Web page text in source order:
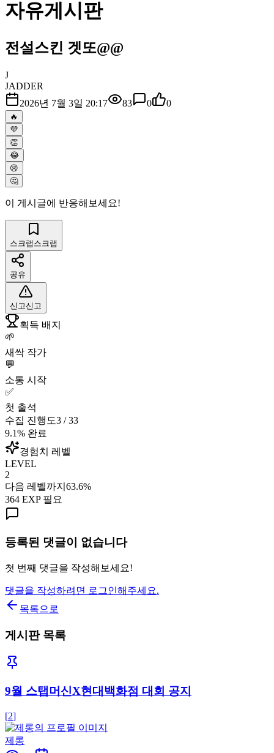
자유게시판
전설스킨 겟또@@
J
JADDER
2026년 7월 3일 20:17
83 0 0
🔥
💜
👏
😂
😢
🤔
이 게시글에 반응해보세요!
스크랩 스크랩
공유
신고신고
획득 배지
🌱
새싹 작가
💬
소통 시작
✅
첫 출석
수집 진행도3 /33
9.1% 완료
경험치 레벨
LEVEL
2
다음 레벨까지 63.6%
364 EXP 필요
등록된 댓글이 없습니다
첫 번째 댓글을 작성해보세요!
댓글을 작성하려면 로그인해주세요.
목록으로
게시판 목록
9월 스탭머신X현대백화점 대회 공지
[2]
제롱